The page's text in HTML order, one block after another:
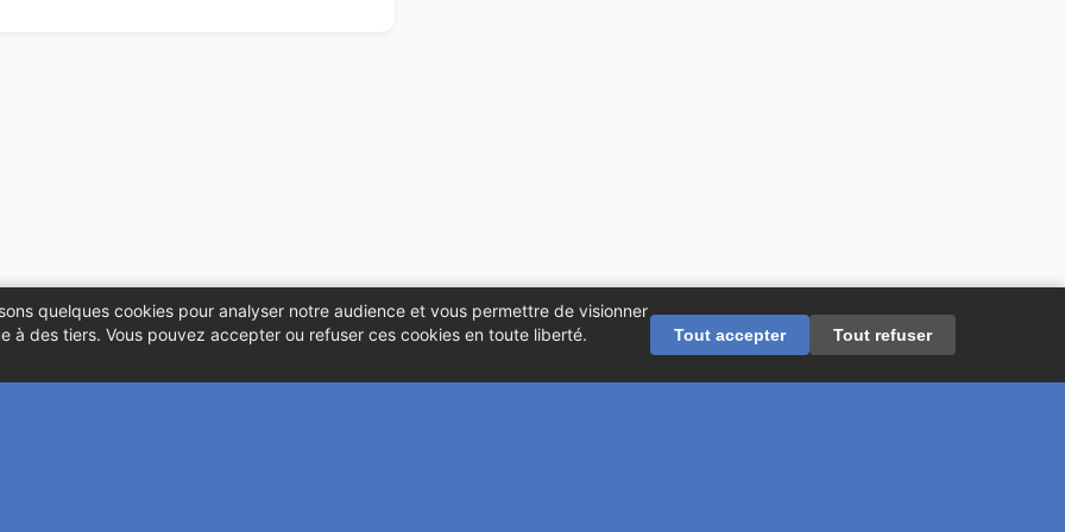
quelques cookies pour analyser notre audience et vous permettre de visionner
à des tiers. Vous pouvez accepter ou refuser ces cookies en toute liberté.
Tout accepter Tout refuser